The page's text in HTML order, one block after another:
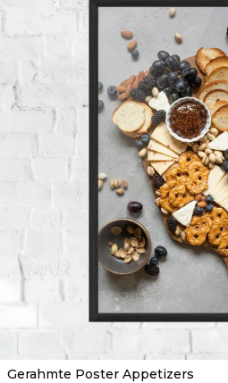
Gerahmte Poster Appetizers